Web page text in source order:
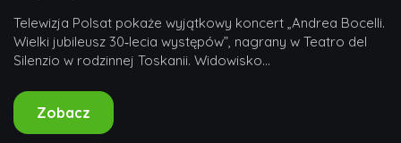
Telewizja Polsat pokaże wyjątkowy koncert „Andrea Bocelli.
Wielki jubileusz 30‑lecia występów”, nagrany w Teatro del
Silenzio w rodzinnej Toskanii. Widowisko...
Zobacz